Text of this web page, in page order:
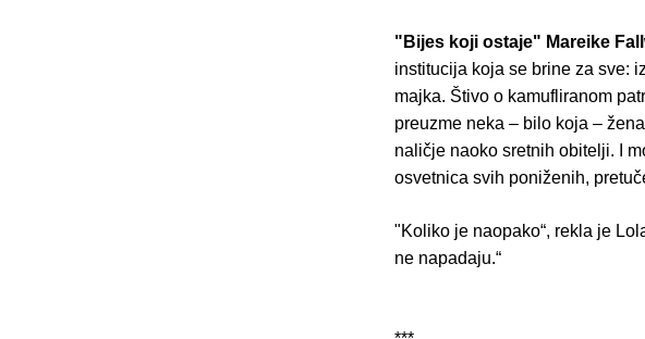
"Bijes koji ostaje" Mareike
institucija koja se brine za sve:
majka. Štivo o kamufliranom
preuzme neka – bilo koja –
naličje naoko sretnih obitelji. I
osvetnica svih poniženih,
"Koliko je naopako“, rekla je
ne napadaju.“